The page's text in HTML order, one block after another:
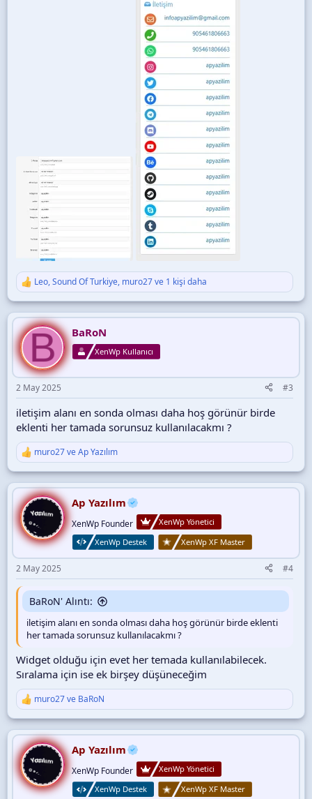
T
p
k
i
l
e
r
:
Leo,Sound Of Turkiye, muro27ve 1 kişi daha
B BaRoN
XenWp Kullanıcı
2 May 2025 #3
iletişim alanı en sonda olması daha hoş görünür birde
eklenti her tamada sorunsuz kullanılacakmı ?
T
p
k
i
l
e
r
muro27veAp Yazılım
Ap Yazılım
XenWp Founder
XenWp Yönetici
XenWp Destek
XenWp XF Master
2 May 2025 #4
BaRoN' Alıntı:
iletişim alanı en sonda olması daha hoş görünür birde eklenti
her tamada sorunsuz kullanılacakmı ?
Widget olduğu için evet her temada kullanılabilecek.
Sıralama için ise ek birşey düşüneceğim
T
k
i
l
e
r
muro27ve BaRoN
Ap Yazılım
XenWp Founder
XenWp Yönetici
XenWp Destek
XenWp XF Master